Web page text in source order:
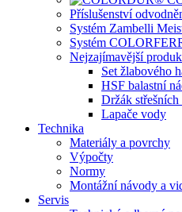
Příslušenství
Systém Zambelli
Systém
Nejzajímavější
Set žlabového
HSF balastní
Držák
Lapače vody
Technika
Materiály a povrchy
Výpočty
Normy
Montážní návody a
Servis